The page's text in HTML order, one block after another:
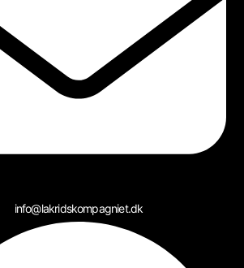
info@lakridskompagniet.dk